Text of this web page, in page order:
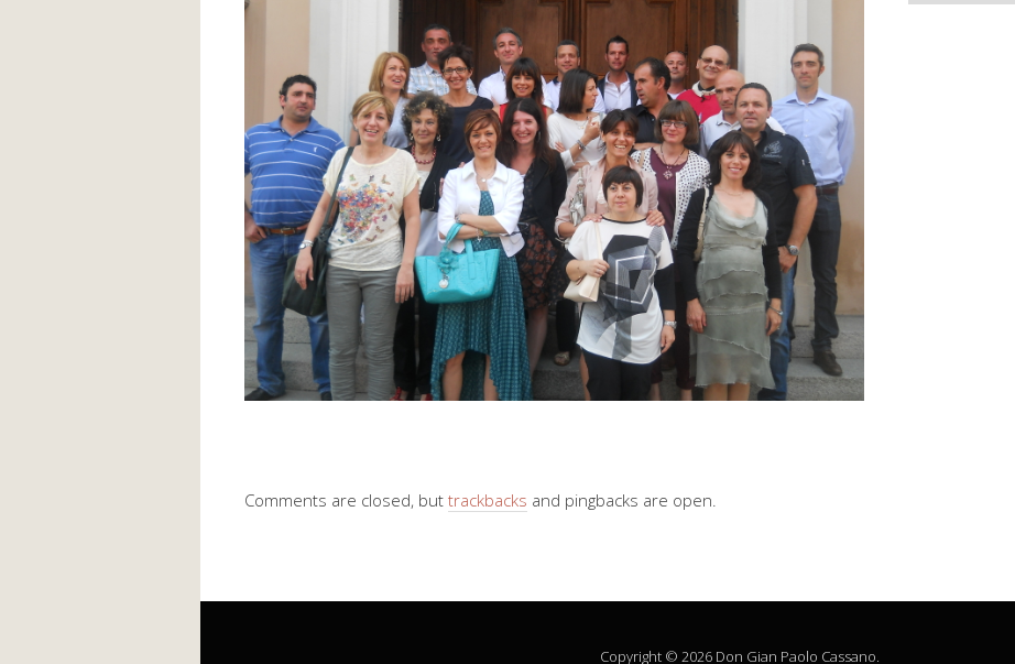
Comments are closed, but trackbacks and pingbacks are open.
Copyright © 2026 Don Gian Paolo Cassano.